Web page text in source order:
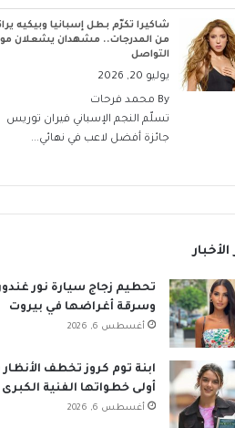
شاكيرا تكرّم بطل إسبانيا وبيكيه
من المدرجات.. مشهدان يشعلان
التواصل
يوليو 20, 2026
By محمد فرحات
تسلّم النجم الإسباني فيران توريس
جائزة أفضل لاعب في نهائي...
الأخبار
تحطيم زجاج سيارة نور
وسرقة أغراضها في بيروت
أغسطس 6, 2026
ابنة توم كروز تخطف
أولى خطواتها الفنية الكبرى
أغسطس 6, 2026